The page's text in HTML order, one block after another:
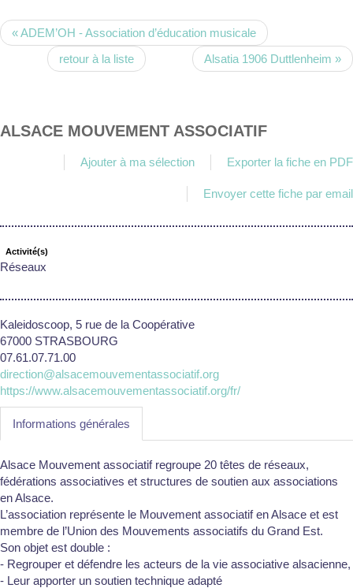
« ADEM’OH - Association d’éducation musicale
retour à la liste
Alsatia 1906 Duttlenheim »
ALSACE MOUVEMENT ASSOCIATIF
Exporter la fiche en PDF
Ajouter à ma sélection
Envoyer cette fiche par email
Activité(s)
Réseaux
Kaleidoscoop, 5 rue de la Coopérative
67000 STRASBOURG
07.61.07.71.00
direction@alsacemouvementassociatif.org
https://www.alsacemouvementassociatif.org/fr/
Informations générales
Alsace Mouvement associatif regroupe 20 têtes de réseaux,
fédérations associatives et structures de soutien aux associations
en Alsace.
L’association représente le Mouvement associatif en Alsace et est
membre de l’Union des Mouvements associatifs du Grand Est.
Son objet est double :
- Regrouper et défendre les acteurs de la vie associative alsacienne,
- Leur apporter un soutien technique adapté